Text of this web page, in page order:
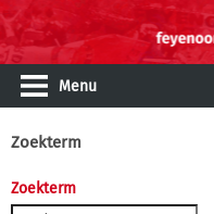
Menu
Zoekterm
Zoekterm